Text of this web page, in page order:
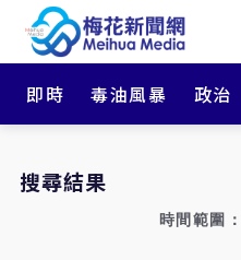
即時 毒油風暴 政治
搜尋結果
時間範圍：